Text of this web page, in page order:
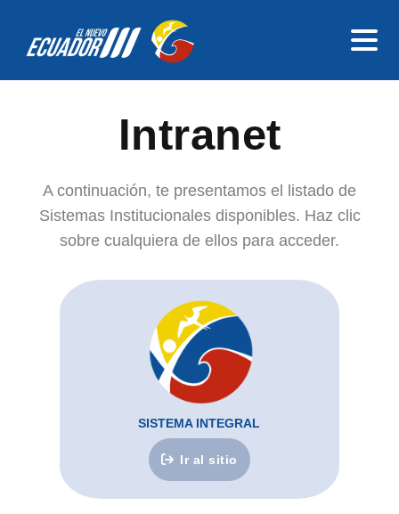
Intranet
A continuación, te presentamos el listado de
Sistemas Institucionales disponibles. Haz clic
sobre cualquiera de ellos para acceder.
SISTEMA INTEGRAL
Ir al sitio